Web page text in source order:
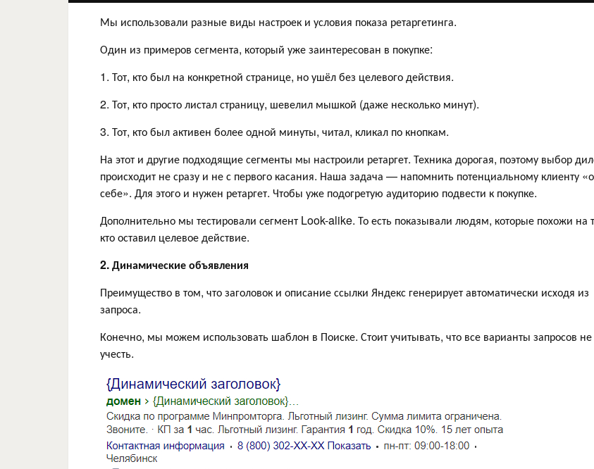
Мы использовали разные виды настроек и условия показа ретаргетинга.
Один из примеров сегмента, который уже заинтересован в покупке:
1. Тот, кто был на конкретной странице, но ушёл без целевого действия.
2. Тот, кто просто листал страницу, шевелил мышкой (даже несколько минут).
3. Тот, кто был активен более одной минуты, читал, кликал по кнопкам.
На этот и другие подходящие сегменты мы настроили ретаргет. Техника дорогая, поэтому выбор
происходит не сразу и не с первого касания. Наша задача — напомнить потенциальному клиенту «о
себе». Для этого и нужен ретаргет. Чтобы уже подогретую аудиторию подвести к покупке.
Дополнительно мы тестировали сегмент Look-alike. То есть показывали людям, которые похожи на
кто оставил целевое действие.
2. Динамические объявления
Преимущество в том, что заголовок и описание ссылки Яндекс генерирует автоматически исходя из
запроса.
Конечно, мы можем использовать шаблон в Поиске. Стоит учитывать, что все варианты запросов не
учесть.